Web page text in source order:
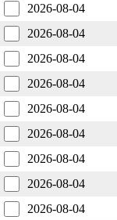
2026-08-04
2026-08-04
2026-08-04
2026-08-04
2026-08-04
2026-08-04
2026-08-04
2026-08-04
2026-08-04